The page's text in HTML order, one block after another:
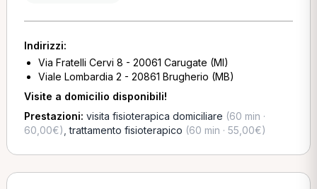
Indirizzi:
Via Fratelli Cervi 8 - 20061 Carugate (MI)
Viale Lombardia 2 - 20861 Brugherio (MB)
Visite a domicilio disponibili!
Prestazioni: visita fisioterapica domiciliare (60 min ·
60,00€) ,trattamento fisioterapico (60 min · 55,00€)